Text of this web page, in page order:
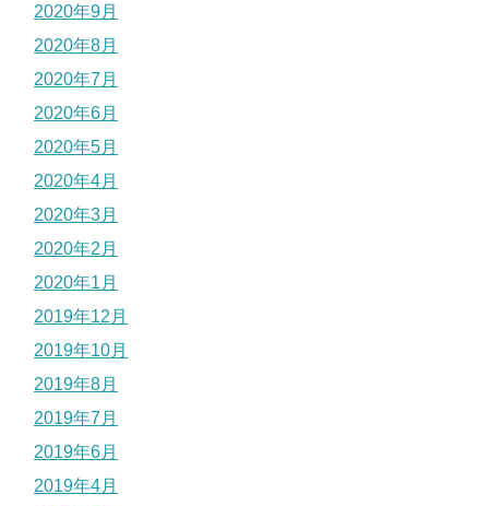
2020年9月
2020年8月
2020年7月
2020年6月
2020年5月
2020年4月
2020年3月
2020年2月
2020年1月
2019年12月
2019年10月
2019年8月
2019年7月
2019年6月
2019年4月